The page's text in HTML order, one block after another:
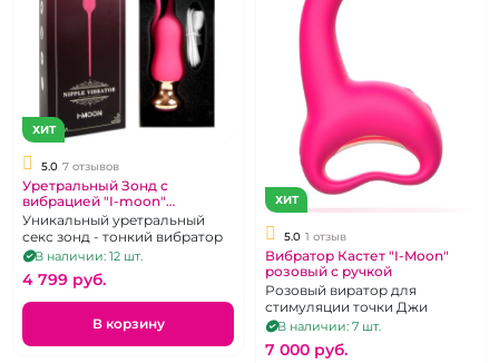
ХИТ
5.0 7 отзывов
Уретральный Зонд с
вибрацией "I-moon"
силиконовый
Уникальный уретральный
секс зонд - тонкий вибратор
В наличии: 12 шт.
4 799 pуб.
В корзину
ХИТ
5.0 1 отзыв
Вибратор Кастет "I-Moon"
розовый с ручкой
Розовый виратор для
стимуляции точки Джи
В наличии: 7 шт.
7 000 pуб.